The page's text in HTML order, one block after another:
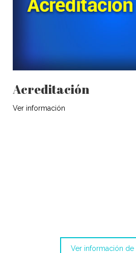
Acreditación
Ver información
Ver información de